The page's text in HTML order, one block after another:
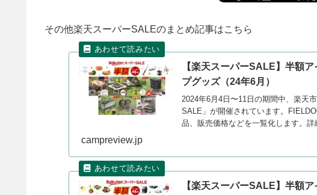
その他楽天スーパーSALEのまとめ記事はこちら
【楽天スーパーSALE】半額
プグッズ（24年6月）
2024年6月4日〜11日の期間中、楽天
SALE」が開催されています。
品、販売価格などを一覧化します。詳
campreview.jp
【楽天スーパーSALE】半額